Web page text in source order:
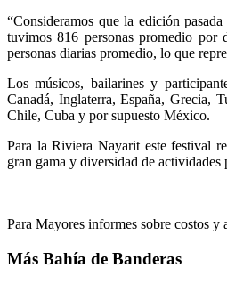
“Consideramos que la edición
tuvimos 816 personas promedio por
personas diarias promedio, lo que
Los músicos, bailarines y
Canadá, Inglaterra, España, Grecia,
Chile, Cuba y por supuesto México.
Para la Riviera Nayarit este festival
gran gama y diversidad de
Para Mayores informes sobre costos
Más Bahía de Banderas